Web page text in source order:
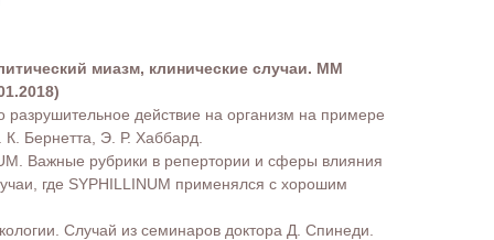
миазм, клинические случаи. ММ
действие на организм на примере
Бернетта, Э. Р. Хаббард.
Важные рубрики в репертории и сферы влияния
где SYPHILLINUM применялся с хорошим
Случай из семинаров доктора Д. Спинеди.